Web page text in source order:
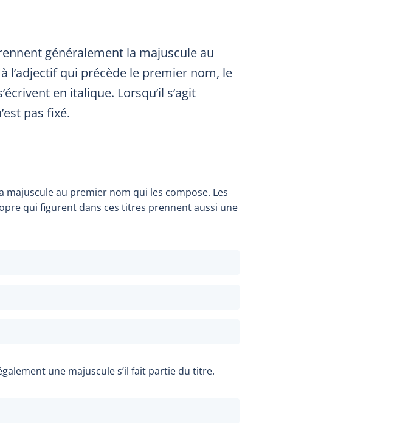
généralement la majuscule au
l’adjectif qui précède le premier nom, le
en italique. Lorsqu’il s’agit
pas fixé.
au premier nom qui les compose. Les
qui figurent dans ces titres prennent aussi une
une majuscule s’il fait partie du titre.